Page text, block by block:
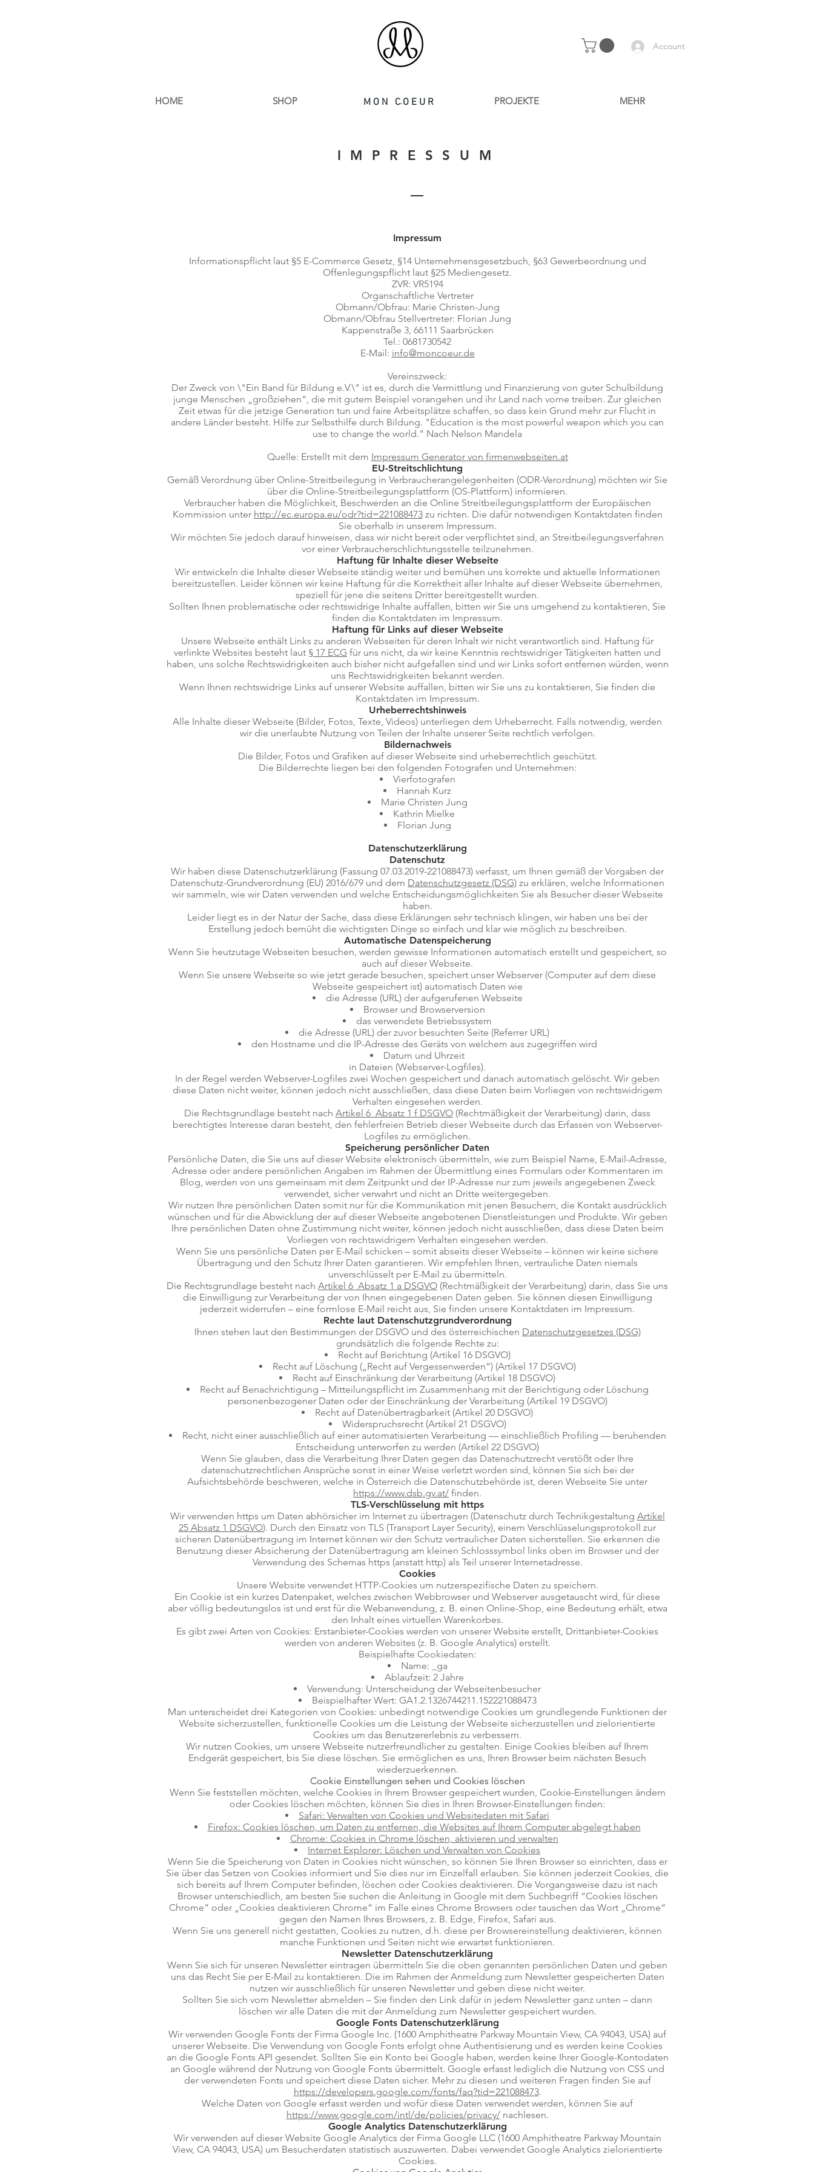
Account
HOME SHOP . PROJEKTE MEHR
MON COEUR
I M P R E S S U M
Impressum
Informationspflicht laut §5 E-Commerce Gesetz, §14 Unternehmensgesetzbuch, §63 Gewerbeordnung und
Offenlegungspflicht laut §25 Mediengesetz.
ZVR: VR5194
Organschaftliche Vertreter
Obmann/Obfrau: Marie Christen-Jung
Obmann/Obfrau Stellvertreter: Florian Jung
Kappenstraße 3, 66111 Saarbrücken
Tel.: 0681730542
E-Mail: info@moncoeur.de
Vereinszweck:
Der Zweck von \"Ein Band für Bildung e.V.\" ist es, durch die Vermittlung und Finanzierung von guter Schulbildung
junge Menschen „großziehen“, die mit gutem Beispiel vorangehen und ihr Land nach vorne treiben. Zur gleichen
Zeit etwas für die jetzige Generation tun und faire Arbeitsplätze schaffen, so dass kein Grund mehr zur Flucht in
andere Länder besteht. Hilfe zur Selbsthilfe durch Bildung. "Education is the most powerful weapon which you can
use to change the world." Nach Nelson Mandela
Quelle: Erstellt mit dem Impressum Generator von firmenwebseiten.at
EU-Streitschlichtung
Gemäß Verordnung über Online-Streitbeilegung in Verbraucherangelegenheiten (ODR-Verordnung) möchten wir Sie
über die Online-Streitbeilegungsplattform (OS-Plattform) informieren.
Verbraucher haben die Möglichkeit, Beschwerden an die Online Streitbeilegungsplattform der Europäischen
Kommission unter http://ec.europa.eu/odr?tid=221088473zu richten. Die dafür notwendigen Kontaktdaten finden
Sie oberhalb in unserem Impressum.
Wir möchten Sie jedoch darauf hinweisen, dass wir nicht bereit oder verpflichtet sind, an Streitbeilegungsverfahren
vor einer Verbraucherschlichtungsstelle teilzunehmen.
Haftung für Inhalte dieser Webseite
Wir entwickeln die Inhalte dieser Webseite ständig weiter und bemühen uns korrekte und aktuelle Informationen
bereitzustellen. Leider können wir keine Haftung für die Korrektheit aller Inhalte auf dieser Webseite übernehmen,
speziell für jene die seitens Dritter bereitgestellt wurden.
Sollten Ihnen problematische oder rechtswidrige Inhalte auffallen, bitten wir Sie uns umgehend zu kontaktieren, Sie
finden die Kontaktdaten im Impressum.
Haftung für Links auf dieser Webseite
Unsere Webseite enthält Links zu anderen Webseiten für deren Inhalt wir nicht verantwortlich sind. Haftung für
verlinkte Websites besteht laut § 17 ECG für uns nicht, da wir keine Kenntnis rechtswidriger Tätigkeiten hatten und
haben, uns solche Rechtswidrigkeiten auch bisher nicht aufgefallen sind und wir Links sofort entfernen würden, wenn
uns Rechtswidrigkeiten bekannt werden.
Wenn Ihnen rechtswidrige Links auf unserer Website auffallen, bitten wir Sie uns zu kontaktieren, Sie finden die
Kontaktdaten im Impressum.
Urheberrechtshinweis
Alle Inhalte dieser Webseite (Bilder, Fotos, Texte, Videos) unterliegen dem Urheberrecht. Falls notwendig, werden
wir die unerlaubte Nutzung von Teilen der Inhalte unserer Seite rechtlich verfolgen.
Bildernachweis
Die Bilder, Fotos und Grafiken auf dieser Webseite sind urheberrechtlich geschützt.
Die Bilderrechte liegen bei den folgenden Fotografen und Unternehmen:
Vierfotografen
Hannah Kurz
Marie Christen Jung
Kathrin Mielke
Florian Jung
Datenschutzerklärung
Datenschutz
Wir haben diese Datenschutzerklärung (Fassung 07.03.2019-221088473) verfasst, um Ihnen gemäß der Vorgaben der
Datenschutz-Grundverordnung (EU) 2016/679 und dem Datenschutzgesetz (DSG) zu erklären, welche Informationen
wir sammeln, wie wir Daten verwenden und welche Entscheidungsmöglichkeiten Sie als Besucher dieser Webseite
haben.
Leider liegt es in der Natur der Sache, dass diese Erklärungen sehr technisch klingen, wir haben uns bei der
Erstellung jedoch bemüht die wichtigsten Dinge so einfach und klar wie möglich zu beschreiben.
Automatische Datenspeicherung
Wenn Sie heutzutage Webseiten besuchen, werden gewisse Informationen automatisch erstellt und gespeichert, so
auch auf dieser Webseite.
Wenn Sie unsere Webseite so wie jetzt gerade besuchen, speichert unser Webserver (Computer auf dem diese
Webseite gespeichert ist) automatisch Daten wie
die Adresse (URL) der aufgerufenen Webseite
Browser und Browserversion
das verwendete Betriebssystem
die Adresse (URL) der zuvor besuchten Seite (Referrer URL)
den Hostname und die IP-Adresse des Geräts von welchem aus zugegriffen wird
Datum und Uhrzeit
in Dateien (Webserver-Logfiles).
In der Regel werden Webserver-Logfiles zwei Wochen gespeichert und danach automatisch gelöscht. Wir geben
diese Daten nicht weiter, können jedoch nicht ausschließen, dass diese Daten beim Vorliegen von rechtswidrigem
Verhalten eingesehen werden.
Die Rechtsgrundlage besteht nach Artikel 6 Absatz 1 f DSGVO (Rechtmäßigkeit der Verarbeitung) darin, dass
berechtigtes Interesse daran besteht, den fehlerfreien Betrieb dieser Webseite durch das Erfassen von Webserver-
Logfiles zu ermöglichen.
Speicherung persönlicher Daten
Persönliche Daten, die Sie uns auf dieser Website elektronisch übermitteln, wie zum Beispiel Name, E-Mail-Adresse,
Adresse oder andere persönlichen Angaben im Rahmen der Übermittlung eines Formulars oder Kommentaren im
Blog, werden von uns gemeinsam mit dem Zeitpunkt und der IP-Adresse nur zum jeweils angegebenen Zweck
verwendet, sicher verwahrt und nicht an Dritte weitergegeben.
Wir nutzen Ihre persönlichen Daten somit nur für die Kommunikation mit jenen Besuchern, die Kontakt ausdrücklich
wünschen und für die Abwicklung der auf dieser Webseite angebotenen Dienstleistungen und Produkte. Wir geben
Ihre persönlichen Daten ohne Zustimmung nicht weiter, können jedoch nicht ausschließen, dass diese Daten beim
Vorliegen von rechtswidrigem Verhalten eingesehen werden.
Wenn Sie uns persönliche Daten per E-Mail schicken – somit abseits dieser Webseite – können wir keine sichere
Übertragung und den Schutz Ihrer Daten garantieren. Wir empfehlen Ihnen, vertrauliche Daten niemals
unverschlüsselt per E-Mail zu übermitteln.
Die Rechtsgrundlage besteht nach Artikel 6 Absatz 1 a DSGVO (Rechtmäßigkeit der Verarbeitung) darin, dass Sie uns
die Einwilligung zur Verarbeitung der von Ihnen eingegebenen Daten geben. Sie können diesen Einwilligung
jederzeit widerrufen – eine formlose E-Mail reicht aus, Sie finden unsere Kontaktdaten im Impressum.
Rechte laut Datenschutzgrundverordnung
Ihnen stehen laut den Bestimmungen der DSGVO und des österreichischen Datenschutzgesetzes (DSG)
grundsätzlich die folgende Rechte zu:
Recht auf Berichtung (Artikel 16 DSGVO)
Recht auf Löschung („Recht auf Vergessenwerden“) (Artikel 17 DSGVO)
Recht auf Einschränkung der Verarbeitung (Artikel 18 DSGVO)
Recht auf Benachrichtigung – Mitteilungspflicht im Zusammenhang mit der Berichtigung oder Löschung
personenbezogener Daten oder der Einschränkung der Verarbeitung (Artikel 19 DSGVO)
Recht auf Datenübertragbarkeit (Artikel 20 DSGVO)
Widerspruchsrecht (Artikel 21 DSGVO)
Recht, nicht einer ausschließlich auf einer automatisierten Verarbeitung — einschließlich Profiling — beruhenden
Entscheidung unterworfen zu werden (Artikel 22 DSGVO)
Wenn Sie glauben, dass die Verarbeitung Ihrer Daten gegen das Datenschutzrecht verstößt oder Ihre
datenschutzrechtlichen Ansprüche sonst in einer Weise verletzt worden sind, können Sie sich bei der
Aufsichtsbehörde beschweren, welche in Österreich die Datenschutzbehörde ist, deren Webseite Sie unter
https://www.dsb.gv.at/ finden.
TLS-Verschlüsselung mit https
Wir verwenden https um Daten abhörsicher im Internet zu übertragen (Datenschutz durch Technikgestaltung Artikel
25 Absatz 1 DSGVO). Durch den Einsatz von TLS (Transport Layer Security), einem Verschlüsselungsprotokoll zur
sicheren Datenübertragung im Internet können wir den Schutz vertraulicher Daten sicherstellen. Sie erkennen die
Benutzung dieser Absicherung der Datenübertragung am kleinen Schlosssymbol links oben im Browser und der
Verwendung des Schemas https (anstatt http) als Teil unserer Internetadresse.
Cookies
Unsere Website verwendet HTTP-Cookies um nutzerspezifische Daten zu speichern.
Ein Cookie ist ein kurzes Datenpaket, welches zwischen Webbrowser und Webserver ausgetauscht wird, für diese
aber völlig bedeutungslos ist und erst für die Webanwendung, z. B. einen Online-Shop, eine Bedeutung erhält, etwa
den Inhalt eines virtuellen Warenkorbes.
Es gibt zwei Arten von Cookies: Erstanbieter-Cookies werden von unserer Website erstellt, Drittanbieter-Cookies
werden von anderen Websites (z. B. Google Analytics) erstellt.
Beispielhafte Cookiedaten:
Name: _ga
Ablaufzeit: 2 Jahre
Verwendung: Unterscheidung der Webseitenbesucher
Beispielhafter Wert: GA1.2.1326744211.152221088473
Man unterscheidet drei Kategorien von Cookies: unbedingt notwendige Cookies um grundlegende Funktionen der
Website sicherzustellen, funktionelle Cookies um die Leistung der Webseite sicherzustellen und zielorientierte
Cookies um das Benutzererlebnis zu verbessern.
Wir nutzen Cookies, um unsere Webseite nutzerfreundlicher zu gestalten. Einige Cookies bleiben auf Ihrem
Endgerät gespeichert, bis Sie diese löschen. Sie ermöglichen es uns, Ihren Browser beim nächsten Besuch
wiederzuerkennen.
Cookie Einstellungen sehen und Cookies löschen
Wenn Sie feststellen möchten, welche Cookies in Ihrem Browser gespeichert wurden, Cookie-Einstellungen ändern
oder Cookies löschen möchten, können Sie dies in Ihren Browser-Einstellungen finden:
Safari: Verwalten von Cookies und Websitedaten mit Safari
Firefox: Cookies löschen, um Daten zu entfernen, die Websites auf Ihrem Computer abgelegt haben
Chrome: Cookies in Chrome löschen, aktivieren und verwalten
Internet Explorer: Löschen und Verwalten von Cookies
Wenn Sie die Speicherung von Daten in Cookies nicht wünschen, so können Sie Ihren Browser so einrichten, dass er
Sie über das Setzen von Cookies informiert und Sie dies nur im Einzelfall erlauben. Sie können jederzeit Cookies, die
sich bereits auf Ihrem Computer befinden, löschen oder Cookies deaktivieren. Die Vorgangsweise dazu ist nach
Browser unterschiedlich, am besten Sie suchen die Anleitung in Google mit dem Suchbegriff “Cookies löschen
Chrome” oder „Cookies deaktivieren Chrome“ im Falle eines Chrome Browsers oder tauschen das Wort „Chrome“
gegen den Namen Ihres Browsers, z. B. Edge, Firefox, Safari aus.
Wenn Sie uns generell nicht gestatten, Cookies zu nutzen, d.h. diese per Browsereinstellung deaktivieren, können
manche Funktionen und Seiten nicht wie erwartet funktionieren.
Newsletter Datenschutzerklärung
Wenn Sie sich für unseren Newsletter eintragen übermitteln Sie die oben genannten persönlichen Daten und geben
uns das Recht Sie per E-Mail zu kontaktieren. Die im Rahmen der Anmeldung zum Newsletter gespeicherten Daten
nutzen wir ausschließlich für unseren Newsletter und geben diese nicht weiter.
Sollten Sie sich vom Newsletter abmelden – Sie finden den Link dafür in jedem Newsletter ganz unten – dann
löschen wir alle Daten die mit der Anmeldung zum Newsletter gespeichert wurden.
Google Fonts Datenschutzerklärung
Wir verwenden Google Fonts der Firma Google Inc. (1600 Amphitheatre Parkway Mountain View, CA 94043, USA) auf
unserer Webseite. Die Verwendung von Google Fonts erfolgt ohne Authentisierung und es werden keine Cookies
an die Google Fonts API gesendet. Sollten Sie ein Konto bei Google haben, werden keine Ihrer Google-Kontodaten
an Google während der Nutzung von Google Fonts übermittelt. Google erfasst lediglich die Nutzung von CSS und
der verwendeten Fonts und speichert diese Daten sicher. Mehr zu diesen und weiteren Fragen finden Sie auf
https://developers.google.com/fonts/faq?tid=221088473.
Welche Daten von Google erfasst werden und wofür diese Daten verwendet werden, können Sie auf
https://www.google.com/intl/de/policies/privacy/nachlesen.
Google Analytics Datenschutzerklärung
Wir verwenden auf dieser Website Google Analytics der Firma Google LLC (1600 Amphitheatre Parkway Mountain
View, CA 94043, USA) um Besucherdaten statistisch auszuwerten. Dabei verwendet Google Analytics zielorientierte
Cookies.